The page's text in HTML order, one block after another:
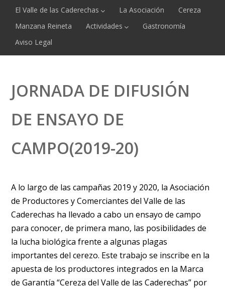
El Valle de las Caderechas La Asociación
Cereza
Manzana Reineta
Actividades
Gastronomía
Aviso Legal
JORNADA DE DIFUSIÓN
DE ENSAYO DE
CAMPO(2019-20)
A lo largo de las campañas 2019 y 2020, la Asociación
de Productores y Comerciantes del Valle de las
Caderechas ha llevado a cabo un ensayo de campo
para conocer, de primera mano, las posibilidades de
la lucha biológica frente a algunas plagas
importantes del cerezo. Este trabajo se inscribe en la
apuesta de los productores integrados en la Marca
de Garantía “Cereza del Valle de las Caderechas” por